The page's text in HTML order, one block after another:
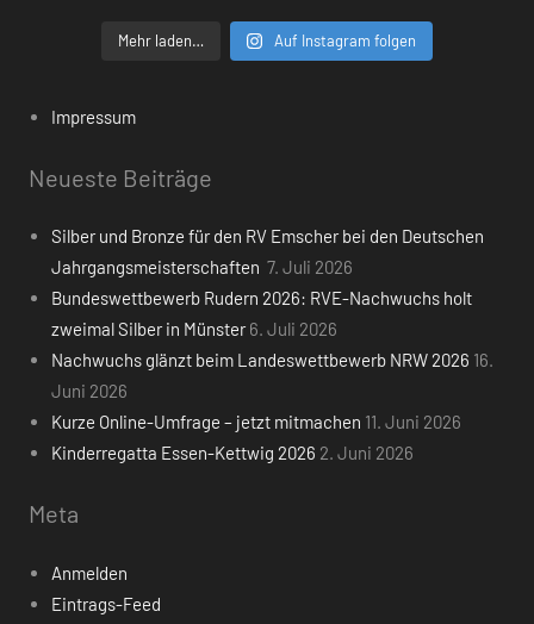
Mehr laden… Auf Instagram folgen
Impressum
Neueste Beiträge
Silber und Bronze für den RV Emscher bei den Deutschen
Jahrgangsmeisterschaften 7. Juli 2026
Bundeswettbewerb Rudern 2026: RVE-Nachwuchs holt
zweimal Silber in Münster 6. Juli 2026
Nachwuchs glänzt beim Landeswettbewerb NRW 2026 16.
Juni 2026
Kurze Online-Umfrage – jetzt mitmachen 11. Juni 2026
Kinderregatta Essen-Kettwig 2026 2. Juni 2026
Meta
Anmelden
Eintrags-Feed